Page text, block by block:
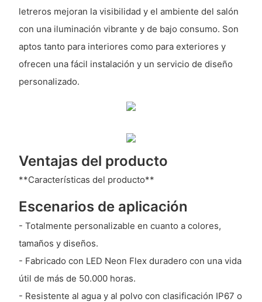
letreros mejoran la visibilidad y el ambiente del salón
con una iluminación vibrante y de bajo consumo. Son
aptos tanto para interiores como para exteriores y
ofrecen una fácil instalación y un servicio de diseño
personalizado.
Ventajas del producto
**Características del producto**
Escenarios de aplicación
- Totalmente personalizable en cuanto a colores,
tamaños y diseños.
- Fabricado con LED Neon Flex duradero con una vida
útil de más de 50.000 horas.
- Resistente al agua y al polvo con clasificación IP67 o